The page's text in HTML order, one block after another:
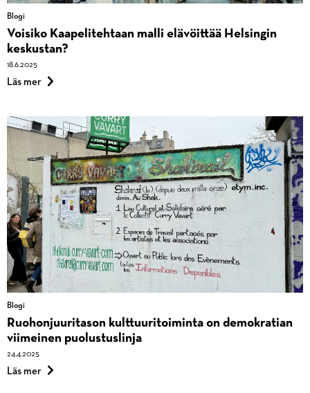
Blogi
Voisiko Kaapelitehtaan malli elävöittää Helsingin
keskustan?
18.6.2025
Blogi
Läs mer om
elävöittää
Helsingin
keskustan?
Blogi
Ruo­hon­juu­ri­ta­son kult­tuu­ri­toi­min­ta on demokratian
viimeinen puolustuslinja
24.4.2025
Blogi
Läs mer om